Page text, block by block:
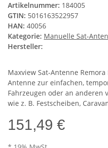
Artikelnummer: 184005
GTIN: 5016163522957
HAN: 40056
Kategorie: Manuelle Sat-
Hersteller:
Maxview Sat-Antenne
Antenne zur einfachen,
Fahrzeugen oder an anderen
wie z. B. Festscheiben,
151,49 €